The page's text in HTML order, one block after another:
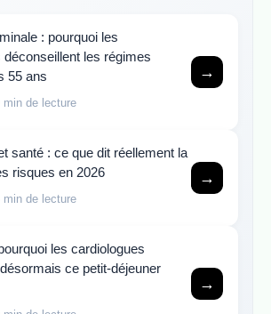
: pourquoi les
déconseillent les régimes
55 ans
min de lecture
→
santé : ce que dit réellement la
risques en 2026
min de lecture
→
les cardiologues
ce petit-déjeuner
→